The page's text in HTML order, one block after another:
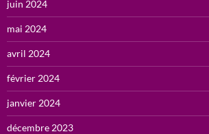
juin 2024
mai 2024
avril 2024
février 2024
janvier 2024
décembre 2023